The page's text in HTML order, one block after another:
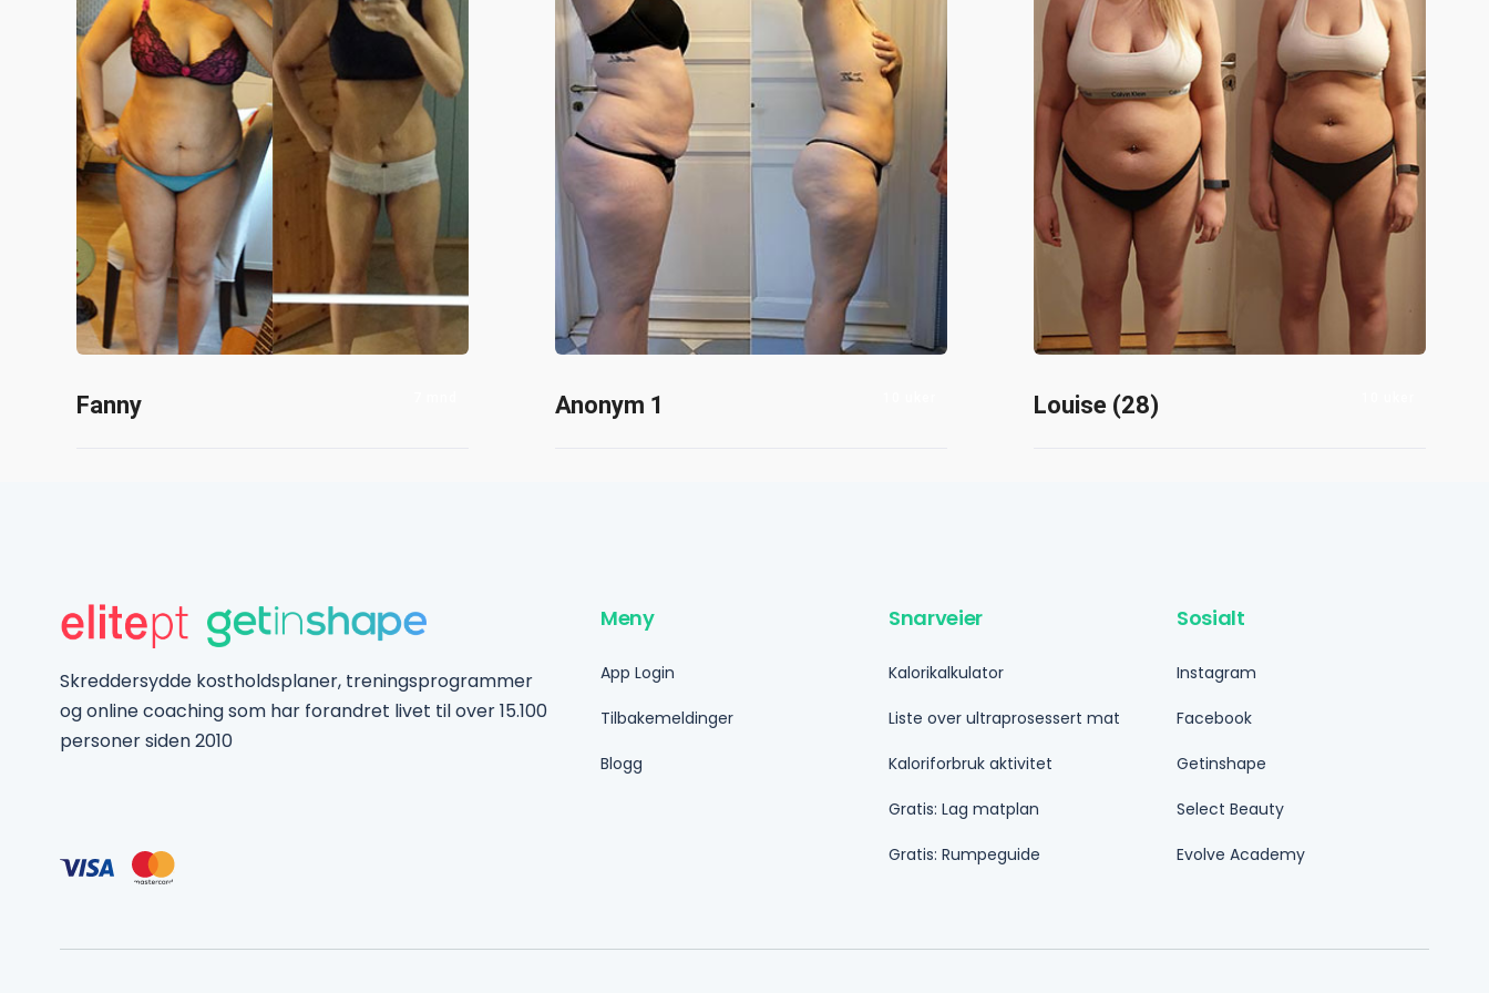
Fanny Anonym 1 Louise (28)
Skreddersydde kostholdsplaner, treningsprogrammer
og online coaching som har forandret livet til over 15.100
personer siden 2010
Meny
App Login
Tilbakemeldinger
Blogg
Snarveier
Kalorikalkulator
Liste over ultraprosessert mat
Kaloriforbruk aktivitet
Gratis: Lag matplan
Gratis: Rumpeguide
Sosialt
Instagram
Facebook
Getinshape
Select Beauty
Evolve Academy